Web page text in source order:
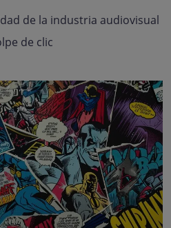
de la industria audiovisual
de clic